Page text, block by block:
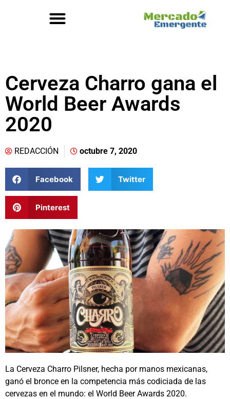
Cerveza Charro gana el
World Beer Awards
2020
REDACCIÓN octubre 7, 2020
Facebook Twitter
Pinterest
La Cerveza Charro Pilsner, hecha por manos mexicanas,
ganó el bronce en la competencia más codiciada de las
cervezas en el mundo: el World Beer Awards 2020.